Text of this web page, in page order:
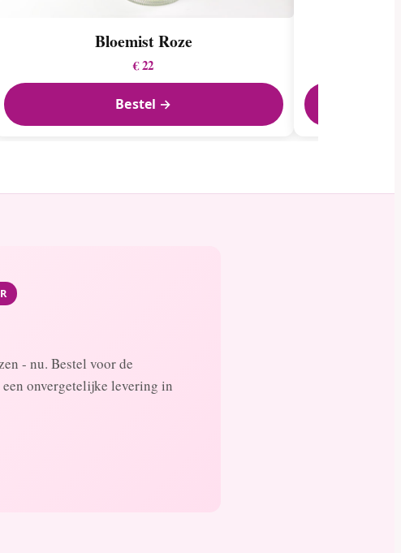
Bloemist Roze
€ 22
Bestel →
- nu. Bestel voor de
onvergetelijke levering in